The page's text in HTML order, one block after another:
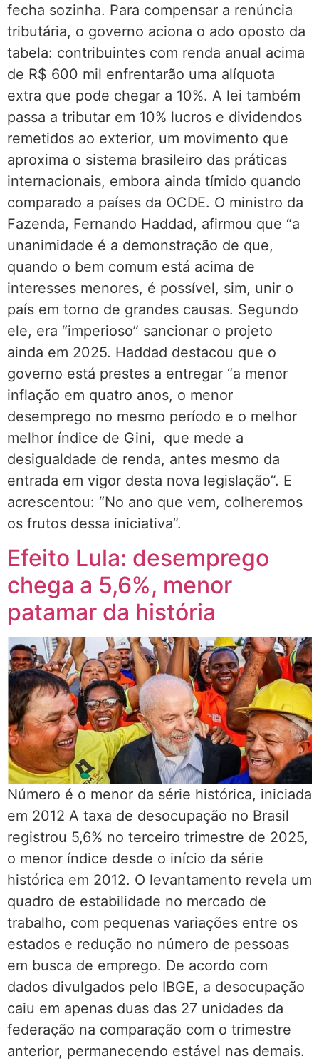
fecha sozinha. Para compensar a renúncia
tributária, o governo aciona o ado oposto da
tabela: contribuintes com renda anual acima
de R$ 600 mil enfrentarão uma alíquota
extra que pode chegar a 10%. A lei também
passa a tributar em 10% lucros e dividendos
remetidos ao exterior, um movimento que
aproxima o sistema brasileiro das práticas
internacionais, embora ainda tímido quando
comparado a países da OCDE. O ministro da
Fazenda, Fernando Haddad, afirmou que “a
unanimidade é a demonstração de que,
quando o bem comum está acima de
interesses menores, é possível, sim, unir o
país em torno de grandes causas. Segundo
ele, era “imperioso” sancionar o projeto
ainda em 2025. Haddad destacou que o
governo está prestes a entregar “a menor
inflação em quatro anos, o menor
desemprego no mesmo período e o melhor
melhor índice de Gini, que mede a
desigualdade de renda, antes mesmo da
entrada em vigor desta nova legislação”. E
acrescentou: “No ano que vem, colheremos
os frutos dessa iniciativa”.
Efeito Lula: desemprego
chega a 5,6%, menor
patamar da história
Número é o menor da série histórica, iniciada
em 2012 A taxa de desocupação no Brasil
registrou 5,6% no terceiro trimestre de 2025,
o menor índice desde o início da série
histórica em 2012. O levantamento revela um
quadro de estabilidade no mercado de
trabalho, com pequenas variações entre os
estados e redução no número de pessoas
em busca de emprego. De acordo com
dados divulgados pelo IBGE, a desocupação
caiu em apenas duas das 27 unidades da
federação na comparação com o trimestre
anterior, permanecendo estável nas demais.